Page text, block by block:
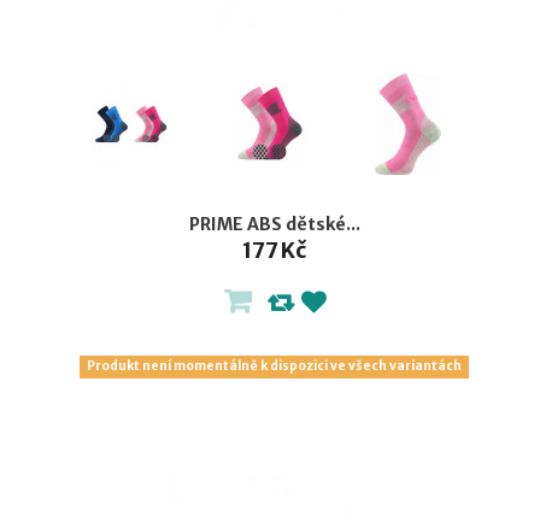
PRIME ABS dětské...
177 Kč
Produkt není momentálně k dispozici ve všech variantách